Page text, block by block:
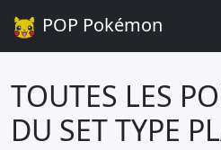
POP Pokémon
TOUTES LES
DU SET TYPE